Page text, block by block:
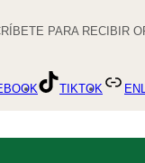
PARA RECIBIR
TIKTOK